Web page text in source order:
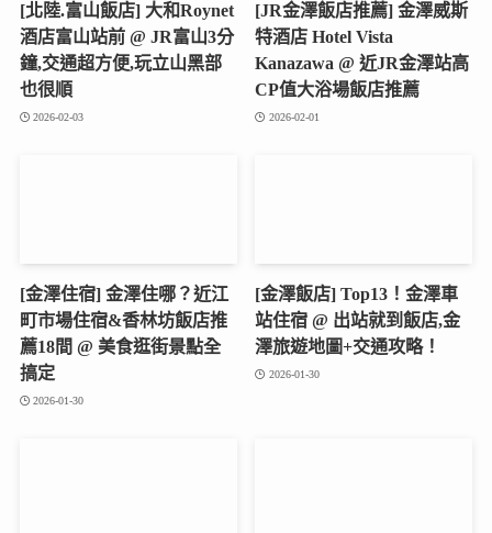
[北陸.富山飯店] 大和Roynet
酒店富山站前 @ JR富山3分
鐘,交通超方便,玩立山黑部
也很順
2026-02-03
[JR金澤飯店推薦] 金澤威斯
特酒店 Hotel Vista
Kanazawa @ 近JR金澤站高
CP值大浴場飯店推薦
2026-02-01
[金澤住宿] 金澤住哪？近江
町市場住宿&香林坊飯店推
薦18間 @ 美食逛街景點全
搞定
2026-01-30
[金澤飯店] Top13！金澤車
站住宿 @ 出站就到飯店,金
澤旅遊地圖+交通攻略！
2026-01-30